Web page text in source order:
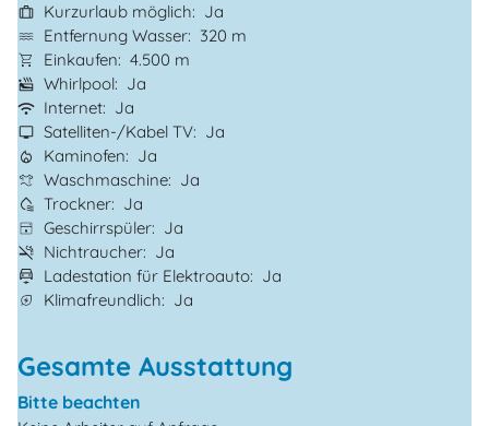
Kurzurlaub möglich
Ja
Entfernung Wasser
320 m
Einkaufen
4.500 m
Whirlpool
Ja
Internet
Ja
Satelliten-/Kabel TV
Ja
Kaminofen
Ja
Waschmaschine
Ja
Trockner
Ja
Geschirrspüler
Ja
Nichtraucher
Ja
Ladestation für Elektroauto
Ja
Klimafreundlich
Ja
Gesamte Ausstattung
Bitte beachten